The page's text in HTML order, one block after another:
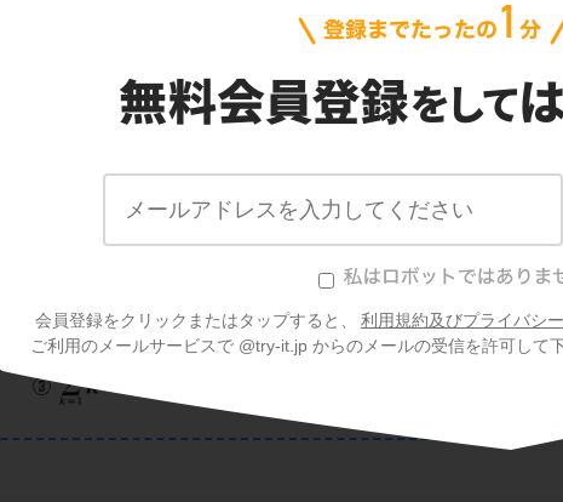
会員登録をクリックまたはタップすると、 利用規約及びプライバシ
ご利用のメールサービスで @try-it.jp からのメールの受信を許可して
っている式になります。